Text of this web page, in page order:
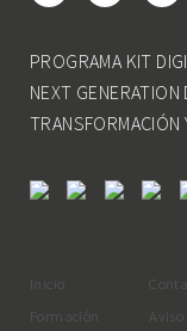
PROGRAMA KIT
NEXT GENERATION
TRANSFORMACIÓN
Inicio
Formación
Aviso